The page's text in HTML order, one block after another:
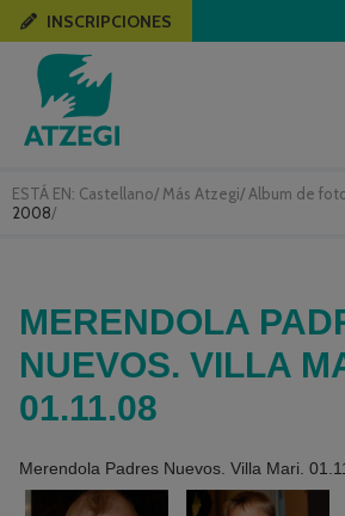
ESTÁ EN: Castellano/ Más Atzegi/ Album de
2008/
INSCRIPCIONES
MERENDOLA
NUEVOS. VILLA
01.11.08
Merendola Padres Nuevos. Villa Mari.